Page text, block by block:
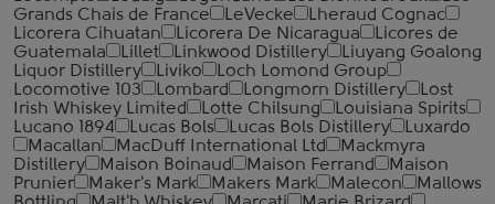
Grands Chais de France
LeVecke
Lheraud Cognac
Licorera Cihuatan
Licorera De Nicaragua
Licores de
Guatemala
Lillet Linkwood Distillery
Liuyang Goalong
Liquor Distillery
Liviko
Loch Lomond Group
Locomotive 103
Lombard Longmorn Distillery
Lost
Irish Whiskey Limited
Lotte Chilsung
Louisiana Spirits
Lucano 1894
Lucas Bols Lucas Bols Distillery
Luxardo
Macallan
MacDuff International Ltd
Mackmyra
Distillery
Maison Boinaud Maison Ferrand
Maison
Prunier
Maker's Mark Makers Mark Malecon
Mallows